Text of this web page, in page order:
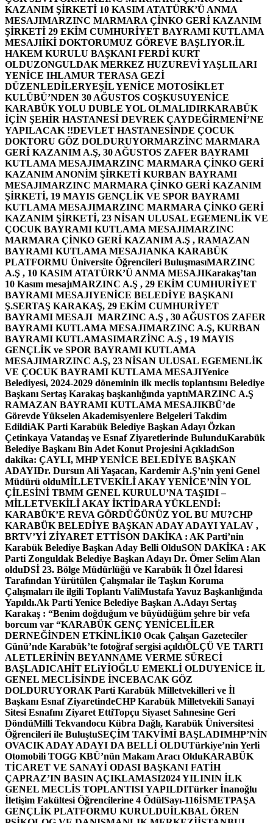
KAZANIM ŞİRKETİ 10 KASIM ATATÜRK’Ü ANMA
MESAJIMARZINC MARMARA ÇİNKO GERİ KAZANIM
ŞİRKETİ 29 EKİM CUMHURİYET BAYRAMI KUTLAMA
MESAJIİKİ DOKTORUMUZ GÖREVE BAŞLIYOR.İL
HAKEM KURULU BAŞKANI FERDİ KURT
OLDUZONGULDAK MERKEZ HUZUREVİ YAŞLILARI
YENİCE IHLAMUR TERASA GEZİ
DÜZENLEDİLERYEŞİL YENİCE MOTOSİKLET
KULÜBÜ’NDEN 30 AĞUSTOS COŞKUSUYENİCE
KARABÜK YOLU DUBLE YOL OLMALIDIRKARABÜK
İÇİN ŞEHİR HASTANESİ DEVREK ÇAYDEĞİRMENİ’NE
YAPILACAK !!DEVLET HASTANESİNDE ÇOCUK
DOKTORU GÖZ DOLDURUYORMARZİNC MARMARA
GERİ KAZANIM A.Ş, 30 AĞUSTOS ZAFER BAYRAMI
KUTLAMA MESAJIMARZINC MARMARA ÇİNKO GERİ
KAZANIM ANONİM ŞİRKETİ KURBAN BAYRAMI
MESAJIMARZINC MARMARA ÇİNKO GERİ KAZANIM
ŞİRKETİ, 19 MAYIS GENÇLİK VE SPOR BAYRAMI
KUTLAMA MESAJIMARZINC MARMARA ÇİNKO GERİ
KAZANIM ŞİRKETİ, 23 NİSAN ULUSAL EGEMENLİK VE
ÇOCUK BAYRAMI KUTLAMA MESAJIMARZINC
MARMARA ÇİNKO GERİ KAZANIM A.Ş , RAMAZAN
BAYRAMI KUTLAMA MESAJIANKA KARABÜK
PLATFORMU Üniversite Öğrencileri BuluşmasıMARZINC
A.Ş , 10 KASIM ATATÜRK’Ü ANMA MESAJIKarakaş’tan
10 Kasım mesajıMARZINC A.Ş , 29 EKİM CUMHURİYET
BAYRAMI MESAJIYENİCE BELEDİYE BAŞKANI
Ş.SERTAŞ KARAKAŞ, 29 EKİM CUMHURİYET
BAYRAMI MESAJI MARZINC A.Ş , 30 AĞUSTOS ZAFER
BAYRAMI KUTLAMA MESAJIMARZINC A.Ş, KURBAN
BAYRAMI KUTLAMASIMARZİNC A.Ş , 19 MAYIS
GENÇLİK ve SPOR BAYRAMI KUTLAMA
MESAJIMARZINC A.Ş, 23 NİSAN ULUSAL EGEMENLİK
VE ÇOCUK BAYRAMI KUTLAMA MESAJIYenice
Belediyesi, 2024-2029 döneminin ilk meclis toplantısını Belediye
Başkanı Sertaş Karakaş başkanlığında yaptıMARZINC A.Ş
RAMAZAN BAYRAMI KUTLAMA MESAJIKBÜ’de
Görevde Yükselen Akademisyenlere Belgeleri Takdim
EdildiAK Parti Karabük Belediye Başkan Adayı Özkan
Çetinkaya Vatandaş ve Esnaf Ziyaretlerinde BulunduKarabük
Belediye Başkanı Bin Adet Konut Projesini AçıkladıSon
dakika: ÇAYLI, MHP YENİCE BELEDİYE BAŞKAN
ADAYIDr. Dursun Ali Yaşacan, Kardemir A.Ş’nin yeni Genel
Müdürü olduMİLLETVEKİLİ AKAY YENİCE’NİN YOL
ÇİLESİNİ TBMM GENEL KURULU’NA TAŞIDI –
MİLLETVEKİLİ AKAY İKTİDARA YÜKLENDİ:
KARABÜK’E REVA GÖRDÜĞÜNÜZ YOL BU MU?CHP
KARABÜK BELEDİYE BAŞKAN ADAY ADAYI YALAV ,
BRTV’Yİ ZİYARET ETTİSON DAKİKA : AK Parti’nin
Karabük Belediye Başkan Aday Belli OlduSON DAKİKA : AK
Parti Zonguldak Belediye Başkan Adayı Dr. Ömer Selim Alan
olduDSİ 23. Bölge Müdürlüğü ve Karabük İl Özel İdaresi
Tarafından Yürütülen Çalışmalar ile Taşkın Koruma
Çalışmaları ile ilgili Toplantı ValiMustafa Yavuz Başkanlığında
Yapıldı.Ak Parti Yenice Belediye Başkan A.Adayı Sertaş
Karakaş : “Benim doğduğum ve büyüdüğüm şehre bir vefa
borcum var “KARABÜK GENÇ YENİCELİLER
DERNEĞİNDEN ETKİNLİK10 Ocak Çalışan Gazeteciler
Günü’nde Karabük’te fotoğraf sergisi açıldıÖLÇÜ VE TARTI
ALETLERİNİN BEYANNAME VERME SÜRECİ
BAŞLADICAHİT ELiYİOĞLU EMEKLİ OLDUYENİCE İL
GENEL MECLİSİNDE İNCEBACAK GÖZ
DOLDURUYORAK Parti Karabük Milletvekilleri ve İl
Başkanı Esnaf ZiyaretindeCHP Karabük Milletvekili Sanayi
Sitesi Esnafını Ziyaret EttiTopçu Siyaset Sahnesine Geri
DöndüMilli Tekvandocu Kübra Dağlı, Karabük Üniversitesi
Öğrencileri ile BuluştuSEÇİM TAKVİMİ BAŞLADIMHP’NİN
OVACIK ADAY ADAYI DA BELLİ OLDUTürkiye’nin Yerli
Otomobili TOGG KBÜ’nün Makam Aracı OlduKARABÜK
TİCARET VE SANAYİ ODASI BAŞKANI FATİH
ÇAPRAZ’IN BASIN AÇIKLAMASI2024 YILININ İLK
GENEL MECLİS TOPLANTISI YAPILDITürker İnanoğlu
İletişim Fakültesi Öğrencilerine 4 ÖdülSayı-116İSMETPAŞA
GENÇLİK PLATFORMU KURULDUİLKBAL ÖREN